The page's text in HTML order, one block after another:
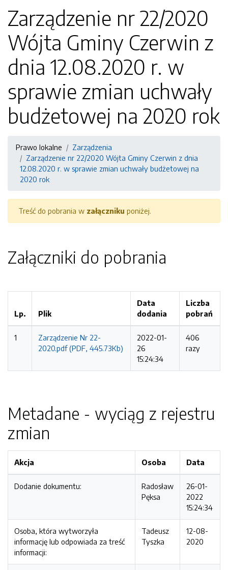
Zarządzenie nr 22/2020
Wójta Gminy Czerwin z
dnia 12.08.2020 r. w
sprawie zmian uchwały
budżetowej na 2020 rok
Prawo lokalne
Zarządzenia
Zarządzenie nr 22/2020 Wójta Gminy Czerwin z dnia
12.08.2020 r. w sprawie zmian uchwały budżetowej na
2020 rok
Treść do pobrania w załączniku poniżej.
Załączniki do pobrania
Lp. Plik
Data
dodania
Liczba
pobrań
1
Zarządzenie Nr 22-
2020.pdf (PDF, 445.73Kb)
2022-01-
26
15:24:34
406
razy
Metadane - wyciąg z rejestru
zmian
Akcja Osoba Data
Dodanie dokumentu:
Radosław
Pęksa
26-01-
2022
15:24:34
Osoba, która wytworzyła
informację lub odpowiada za treść
informacji:
Tadeusz
Tyszka
12-08-
2020